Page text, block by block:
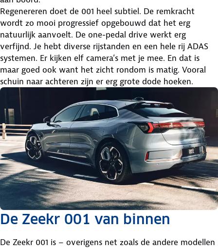
Regenereren doet de 001 heel subtiel. De remkracht
wordt zo mooi progressief opgebouwd dat het erg
natuurlijk aanvoelt. De one-pedal drive werkt erg
verfijnd. Je hebt diverse rijstanden en een hele rij ADAS
systemen. Er kijken elf camera’s met je mee. En dat is
maar goed ook want het zicht rondom is matig. Vooral
schuin naar achteren zijn er erg grote dode hoeken.
De Zeekr 001 van binnen
De Zeekr 001 is – overigens net zoals de andere modellen